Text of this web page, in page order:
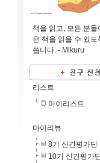
책을 읽고, 모든 분들
은 책을 읽을 수 있도
씁니다. - Mikuru
리스트
마이리스트
마이리뷰
8기 신간평가단
10기 신간평가